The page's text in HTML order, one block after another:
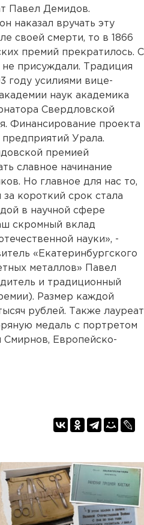
Павел Демидов.
наказал вручать эту
своей смерти, то в 1866
премий прекратилось. С
не присуждали. Традиция
году усилиями вице-
наук академика
Свердловской
Финансирование проекта
предприятий Урала.
премией
славное начинание
Но главное для нас то,
короткий срок стала
в научной сфере
скромный вклад
науки», -
«Екатеринбургского
металлов» Павел
и традиционный
Размер каждой
рублей. Также лауреат
медаль с портретом
Смирнов, Европейско-